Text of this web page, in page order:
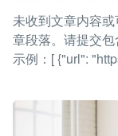
未收到文章内容
章段落。请提交
示例：[ {"url":